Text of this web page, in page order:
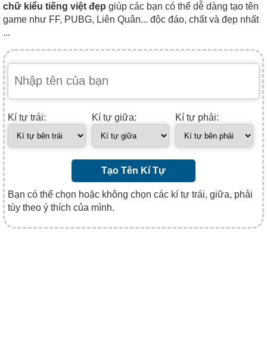
chữ kiểu tiếng việt đẹp giúp các bạn có thể dễ dàng tạo tên
game như FF, PUBG, Liên Quân... độc đáo, chất và đẹp nhất
...
Kí tự trái: Kí tự giữa: Kí tự phải:
Tạo Tên Kí Tự
Bạn có thể chọn hoặc không chọn các kí tự trái, giữa, phải
tùy theo ý thích của mình.